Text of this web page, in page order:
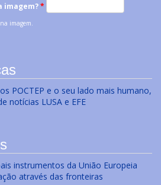
imagem?*
imagem.
POCTEP e o seu lado mais humano,
notícias LUSA e EFE
instrumentos da União Europeia
através das fronteiras